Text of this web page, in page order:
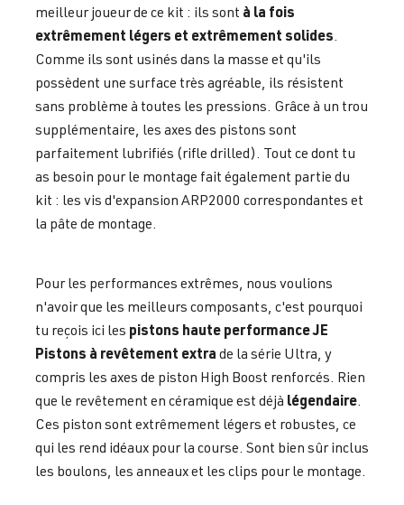
meilleur joueur de ce kit : ils sont à la fois
extrêmement légers et extrêmement solides
Comme ils sont usinés dans la masse et qu'ils
possèdent une surface très agréable, ils résistent
sans problème à toutes les pressions. Grâce à un trou
supplémentaire, les axes des pistons sont
parfaitement lubrifiés (rifle drilled). Tout ce dont tu
as besoin pour le montage fait également partie du
kit : les vis d'expansion ARP2000 correspondantes et
la pâte de montage.
Pour les performances extrêmes, nous voulions
n'avoir que les meilleurs composants, c'est pourquoi
tu reçois ici les pistons haute performance JE
Pistons à revêtement extra de la série Ultra, y
compris les axes de piston High Boost renforcés. Rien
que le revêtement en céramique est déjà légendaire
Ces piston sont extrêmement légers et robustes, ce
qui les rend idéaux pour la course. Sont bien sûr inclus
les boulons, les anneaux et les clips pour le montage.